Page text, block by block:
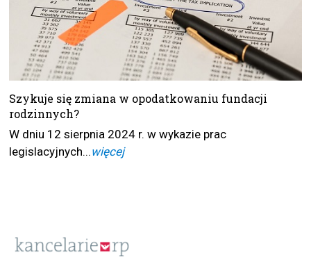
Szykuje się zmiana w opodatkowaniu fundacji
rodzinnych?
W dniu 12 sierpnia 2024 r. w wykazie prac
legislacyjnych...więcej